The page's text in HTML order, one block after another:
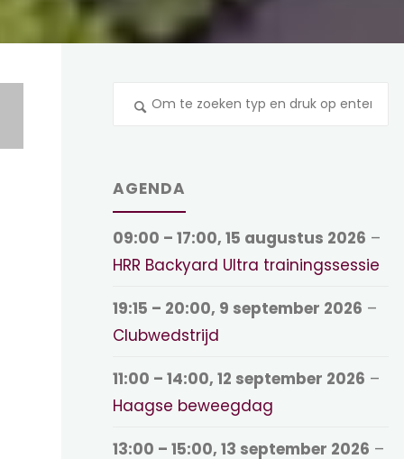
AGENDA
09:00 – 17:00,15 augustus 2026 –
HRR Backyard Ultra trainingssessie
19:15 – 20:00, 9 september 2026 –
Clubwedstrijd
11:00 – 14:00,12 september 2026 –
Haagse beweegdag
13:00 – 15:00,13 september 2026 –